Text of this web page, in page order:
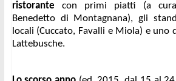
ristorante con primi piatti (a cura
Benedetto di Montagnana), gli
locali (Cuccato, Favalli e Miola) e uno
Lattebusche.